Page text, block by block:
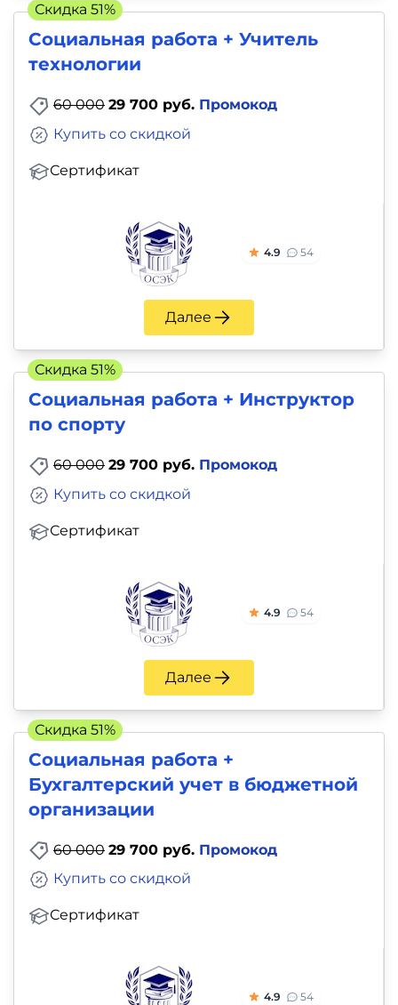
Социальная работа + Учитель
технологии
60 000 29 700 руб. Промокод
Сертификат
Купить со скидкой
4.9 54
Далее
Скидка 51%
Социальная работа + Инструктор
по спорту
60 000 29 700 руб. Промокод
Сертификат
Купить со скидкой
4.9 54
Далее
Скидка 51%
Социальная работа +
Бухгалтерский учет в бюджетной
организации
60 000 29 700 руб. Промокод
Сертификат
Купить со скидкой
4.9 54
Скидка 51%